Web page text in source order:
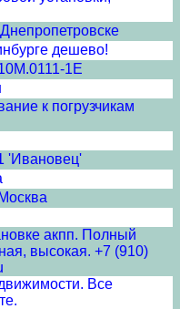
дешево!
1Е
к погрузчикам
'Ивановец'
акпп. Полный
высокая. +7 (910)
Все